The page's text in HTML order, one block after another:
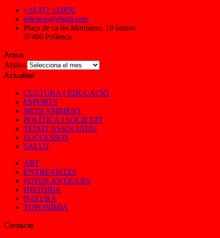
+34 971 533850
edicions@elgall.com
Plaça de ca les Monnares, 19 baixos
07460 Pollença
Arxius
Arxius
Actualitat
CULTURA I EDUCACIÓ
ESPORTS
MEDI AMBIENT
POLÍTICA I SOCIETAT
TEIXIT ASSOCIATIU
SUCCESSOS
SALUT
ART
ENTREVISTES
FOTOS ANTIGUES
HISTÒRIA
NATURA
TOPONÍMIA
Contacte